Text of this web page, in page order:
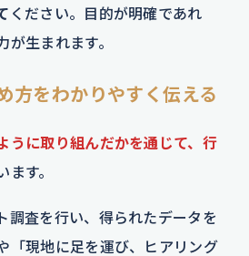
ください。目的が明確であれ
生まれます。
方をわかりやすく伝える
うに取り組んだかを通じて、行
ます。
調査を行い、得られたデータを
「現地に足を運び、ヒアリング